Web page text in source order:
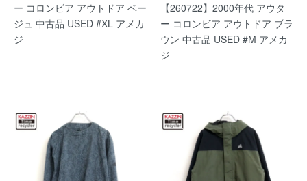
ー コロンビア アウトドア ベー
ジュ 中古品 USED #XL アメカ
ジ
【260722】2000年代 アウタ
ー コロンビア アウトドア ブラ
ウン 中古品 USED #M アメカ
ジ